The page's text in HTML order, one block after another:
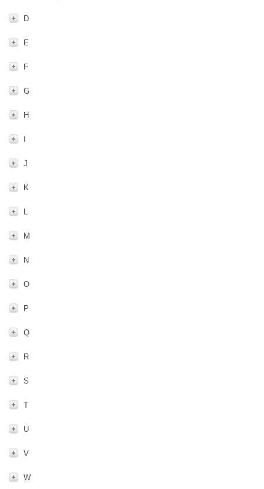
D
E
F
G
H
J
K
L
M
N
O
P
Q
R
S
T
U
V
W